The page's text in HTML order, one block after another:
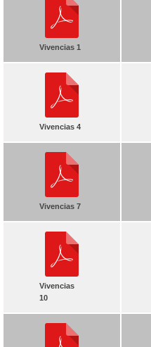
Vivencias 1
Vivencias 4
Vivencias 7
Vivencias
10